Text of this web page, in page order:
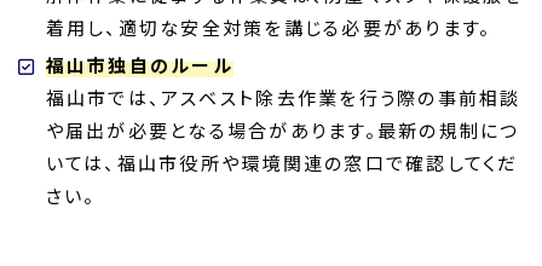
着用し、適切な安全対策を講じる必要があります。
福山市独自のルール
福山市では、アスベスト除去作業を行う際の事前相談
や届出が必要となる場合があります。最新の規制につ
いては、福山市役所や環境関連の窓口で確認してくだ
さい。